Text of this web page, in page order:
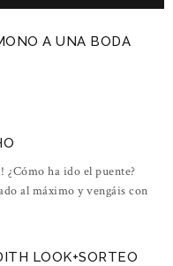
A UNA BODA
¿Cómo ha ido el puente?
al máximo y vengáis con
LOOK+SORTEO